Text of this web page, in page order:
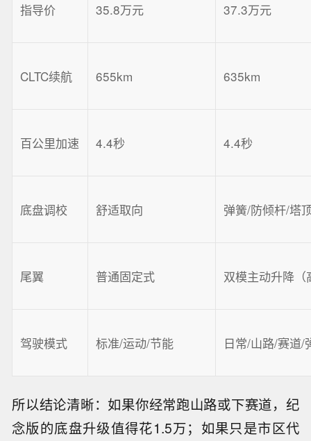
指导价 35.8万元 37.3万元
CLTC续航 655km 635km
百公里加速 4.4秒 4.4秒
底盘调校 舒适取向 弹簧/防倾杆/塔
尾翼 普通固定式 双模主动升降
驾驶模式 标准/运动/节能 日常/山路/赛道/
所以结论清晰：如果你经常跑山路或下赛道，纪
念版的底盘升级值得花1.5万；如果只是市区代